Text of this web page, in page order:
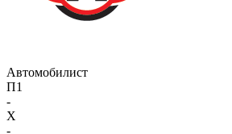
Автомобилист
П1
-
X
-